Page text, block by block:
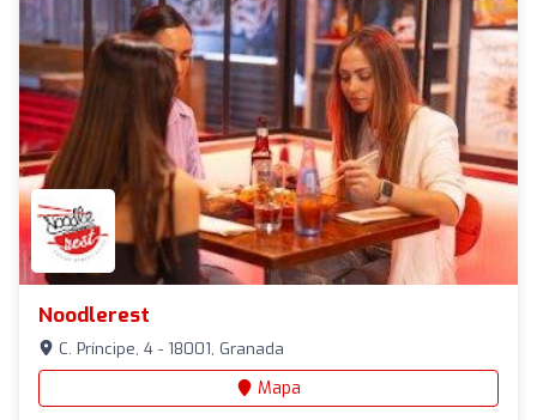
Noodlerest
C. Príncipe, 4 - 18001, Granada
Mapa